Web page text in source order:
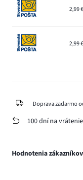
2,99 €
2,99 €
Doprava zadarmo
100 dní na vrátenie
Hodnotenia zákazníkov